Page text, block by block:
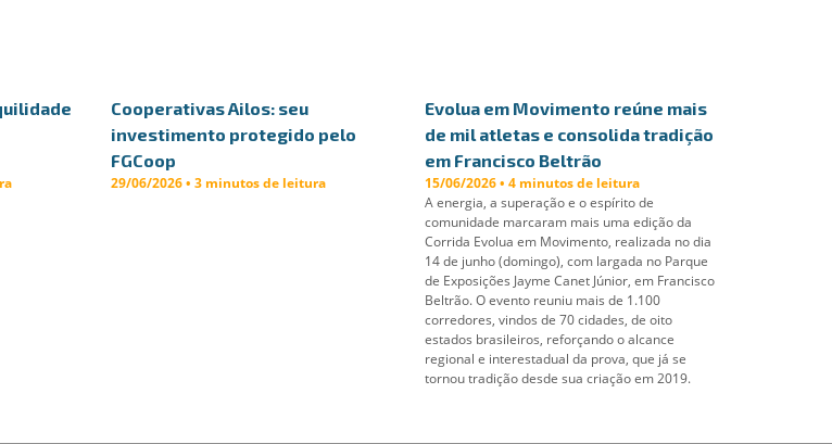
Cooperativas Ailos: seu
investimento protegido pelo
FGCoop
29/06/2026 • 3 minutos de leitura
Evolua em Movimento reúne mais
de mil atletas e consolida tradição
em Francisco Beltrão
15/06/2026 • 4 minutos de leitura
A energia, a superação e o espírito de
comunidade marcaram mais uma edição da
Corrida Evolua em Movimento, realizada no dia
14 de junho (domingo), com largada no Parque
de Exposições Jayme Canet Júnior, em Francisco
Beltrão. O evento reuniu mais de 1.100
corredores, vindos de 70 cidades, de oito
estados brasileiros, reforçando o alcance
regional e interestadual da prova, que já se
tornou tradição desde sua criação em 2019.